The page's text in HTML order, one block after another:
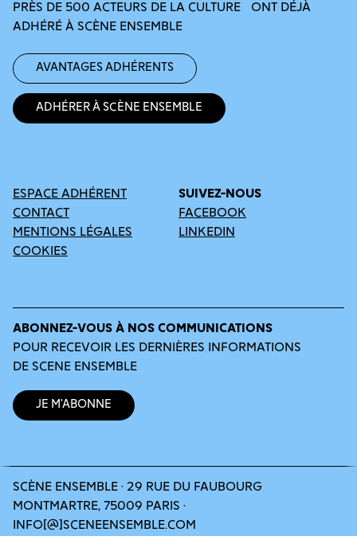
PRÈS DE 500 ACTEURS DE LA CULTURE ONT DÉJÀ
ADHÉRÉ À SCÈNE ENSEMBLE
Avantages adhérents
Adhérer à Scène Ensemble
ESPACE ADHÉRENT
CONTACT
MENTIONS LÉGALES
COOKIES
SUIVEZ-NOUS
FACEBOOK
LINKEDIN
ABONNEZ-VOUS À NOS COMMUNICATIONS
POUR RECEVOIR LES DERNIÈRES INFORMATIONS
DE SCENE ENSEMBLE
Je m’abonne
SCÈNE ENSEMBLE · 29 RUE DU FAUBOURG
MONTMARTRE, 75009 PARIS ·
INFO[@]SCENEENSEMBLE.COM